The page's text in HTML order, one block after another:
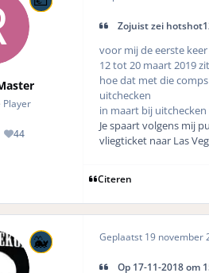
Player
44
Reputation
Zojuist zei
voor mij de eerste
12 tot 20 maart 2019
hoe dat met die
uitchecken
in maart bij uitchecken
Je spaart volgens mij
vliegticket naar Las
Citeren
Geplaatst 19 november
Op 17-11-2018 om